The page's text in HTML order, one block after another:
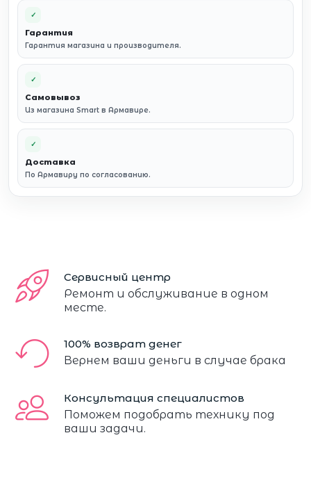
✓
Гарантия
Гарантия магазина и производителя.
✓
Самовывоз
Из магазина Smart в Армавире.
✓
Доставка
По Армавиру по согласованию.
Сервисный центр
Ремонт и обслуживание в одном
месте.
100% возврат денег
Вернем ваши деньги в случае брака
Консультация специалистов
Поможем подобрать технику под
ваши задачи.